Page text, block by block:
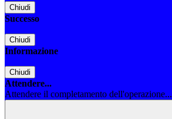
Chiudi
Successo
Chiudi
Informazione
Chiudi
Attendere...
Attendere il completamento dell'operazione...